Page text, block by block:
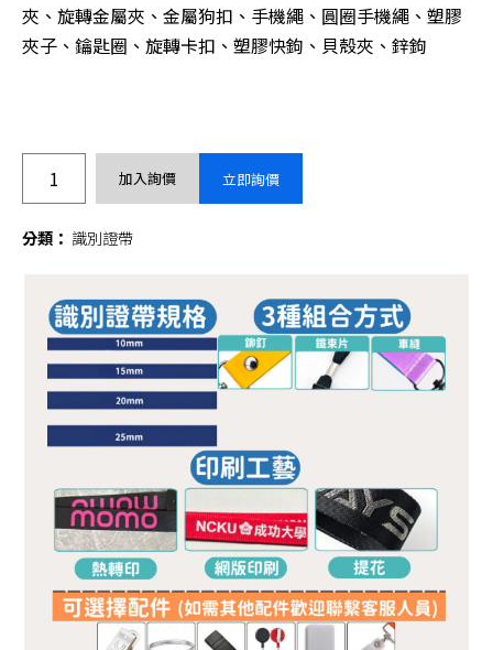
夾、旋轉金屬夾、金屬狗扣、手機繩、圓圈手機繩、塑膠
夾子、鑰匙圈、旋轉卡扣、塑膠快鉤、貝殼夾、鋅鉤
加入詢價 立即詢價
分類： 識別證帶